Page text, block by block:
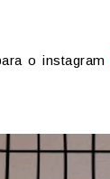
o instagram